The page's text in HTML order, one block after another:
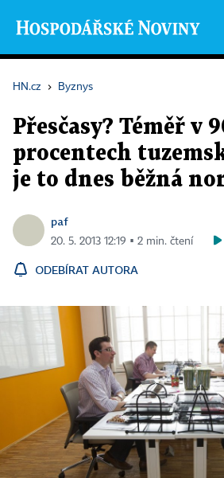
HN.cz › Byznys
Přesčasy? Téměř v
procentech
je to dnes běžná
paf
20. 5. 2013 12:19 ▪ 2 min. čtení
ODEBÍRAT AUTORA